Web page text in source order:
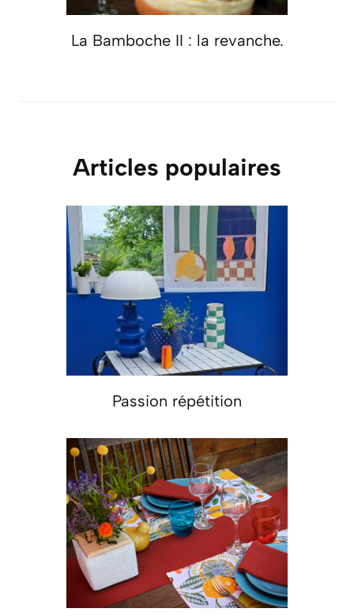
La Bamboche II : la revanche.
Articles populaires
Passion répétition